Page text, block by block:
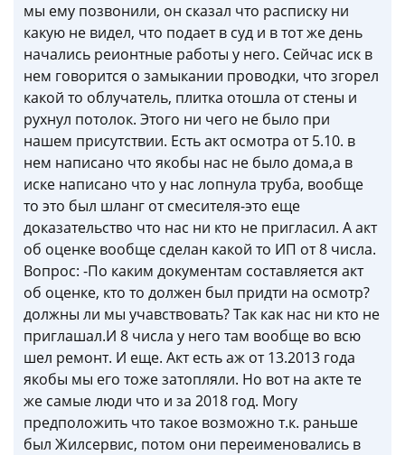
мы ему позвонили, он сказал что расписку ни
какую не видел, что подает в суд и в тот же день
начались реионтные работы у него. Сейчас иск в
нем говорится о замыкании проводки, что згорел
какой то облучатель, плитка отошла от стены и
рухнул потолок. Этого ни чего не было при
нашем присутствии. Есть акт осмотра от 5.10. в
нем написано что якобы нас не было дома,а в
иске написано что у нас лопнула труба, вообще
то это был шланг от смесителя-это еще
доказательство что нас ни кто не пригласил. А акт
об оценке вообще сделан какой то ИП от 8 числа.
Вопрос: -По каким документам составляется акт
об оценке, кто то должен был придти на осмотр?
должны ли мы учавствовать? Так как нас ни кто не
приглашал.И 8 числа у него там вообще во всю
шел ремонт. И еще. Акт есть аж от 13.2013 года
якобы мы его тоже затопляли. Но вот на акте те
же самые люди что и за 2018 год. Могу
предположить что такое возможно т.к. раньше
был Жилсервис, потом они переименовались в